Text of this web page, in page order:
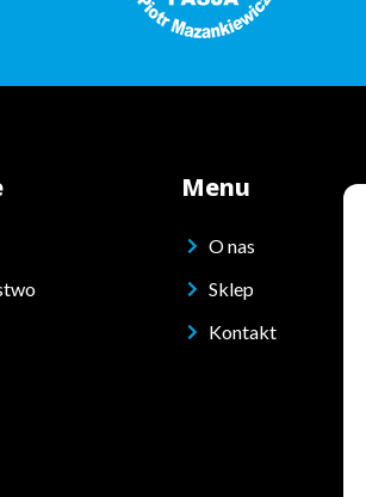
Menu
O nas
Sklep
Kontakt